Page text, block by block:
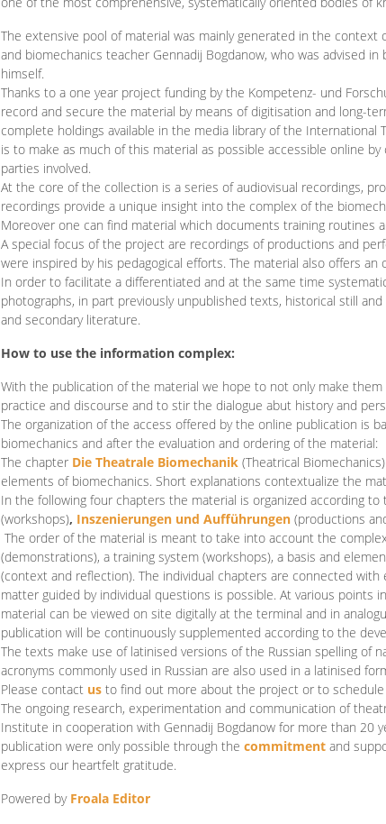
The extensive pool of material was mainly generated in the
and biomechanics teacher Gennadij Bogdanow, who was advised
himself.
Thanks to a one year project funding by the Kompetenz- und
record and secure the material by means of digitisation and long-
complete holdings available in the media library of the
is to make as much of this material as possible accessible online
parties involved.
At the core of the collection is a series of audiovisual recordings,
recordings provide a unique insight into the complex of the
Moreover one can find material which documents training routines
A special focus of the project are recordings of productions and
were inspired by his pedagogical efforts. The material also offers
In order to facilitate a differentiated and at the same time
photographs, in part previously unpublished texts, historical still
and secondary literature.
How to use the information complex:
With the publication of the material we hope to not only make
practice and discourse and to stir the dialogue abut history and
The organization of the access offered by the online publication is
biomechanics and after the evaluation and ordering of the material:
The chapter Die Theatrale Biomechanik (Theatrical Biomechanics)
elements of biomechanics. Short explanations contextualize the
In the following four chapters the material is organized according to
(workshops), Inszenierungen und Aufführungen (productions
The order of the material is meant to take into account the
(demonstrations), a training system (workshops), a basis and
(context and reflection). The individual chapters are connected
matter guided by individual questions is possible. At various
material can be viewed on site digitally at the terminal and in
publication will be continuously supplemented according to the
The texts make use of latinised versions of the Russian spelling of
acronyms commonly used in Russian are also used in a latinised
Please contact us to find out more about the project or to
The ongoing research, experimentation and communication of
Institute in cooperation with Gennadij Bogdanow for more than 20
publication were only possible through the commitment and
express our heartfelt gratitude.
Powered by Froala Editor